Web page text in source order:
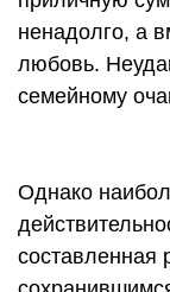
ненадолго, а
любовь.
семейному
Однако
составленная